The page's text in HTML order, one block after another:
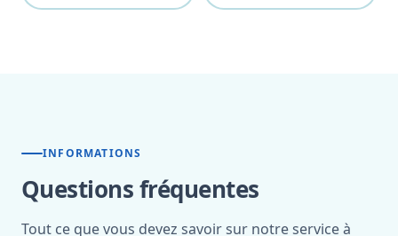
INFORMATIONS
Questions fréquentes
Tout ce que vous devez savoir sur notre service à